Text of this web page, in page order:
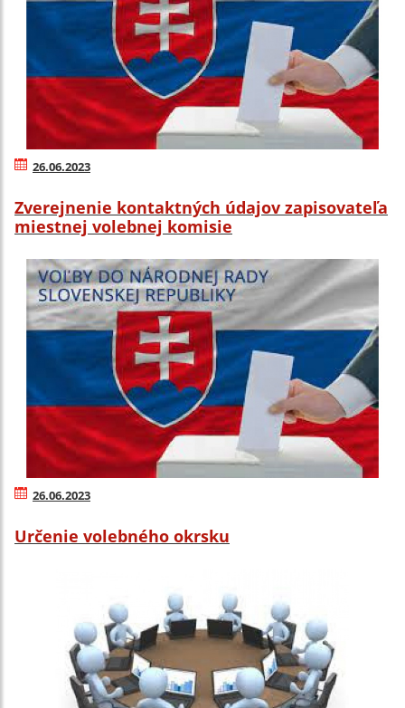
26.06.2023
Zverejnenie kontaktných údajov zapisovateľa
miestnej volebnej komisie
26.06.2023
Určenie volebného okrsku